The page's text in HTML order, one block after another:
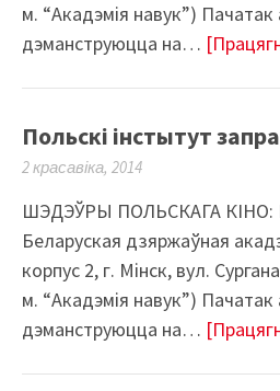
м. “Акадэмія навук”) Пачатак
дэманструюцца на…
Польскі інстытут
2 красавіка, 2014
ШЭДЭЎРЫ ПОЛЬСКАГА
Беларуская дзяржаўная
корпус 2, г. Мінск, вул.
м. “Акадэмія навук”) Пачатак
дэманструюцца на…